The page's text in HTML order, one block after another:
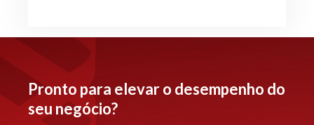
Pronto para elevar o desempenho do
seu negócio?